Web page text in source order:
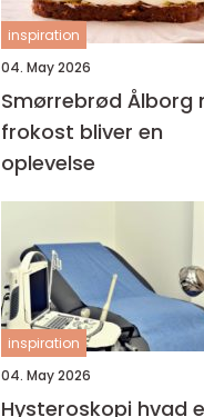
inspiration
04. May 2026
Smørrebrød Ålborg når
frokost bliver en
oplevelse
inspiration
04. May 2026
Hysteroskopi hvad er